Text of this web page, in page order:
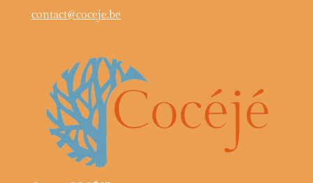
contact@coceje.be